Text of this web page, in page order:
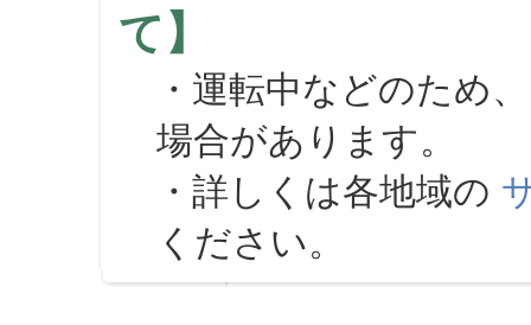
て】
・運転中などのため
場合があります。
・詳しくは各地域の
ください。